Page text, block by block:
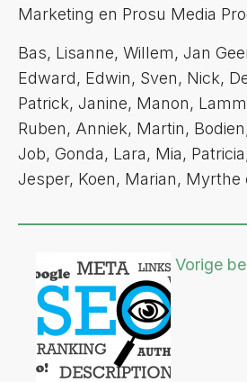
Marketing en Prosu Media
Bas, Lisanne, Willem, Jan
Edward, Edwin, Sven, Nick,
Patrick, Janine, Manon,
Ruben, Anniek, Martin,
Job, Gonda, Lara, Mia,
Jesper, Koen, Marian, Myrthe
Vorige